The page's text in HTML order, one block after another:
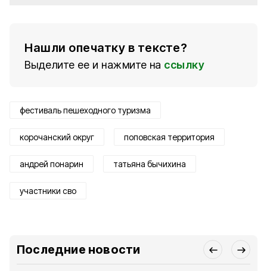
Нашли опечатку в тексте?
Выделите ее и нажмите на ссылку
фестиваль пешеходного туризма
корочанский округ поповская территория
андрей понарин татьяна бычихина
участники сво
Последние новости